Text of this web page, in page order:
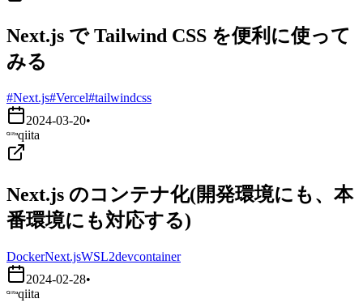
Next.js で Tailwind CSS を便利に使って
みる
#Next.js#Vercel#tailwindcss
2024-03-20•
qiita
Next.js のコンテナ化(開発環境にも、本
番環境にも対応する)
DockerNext.jsWSL2devcontainer
2024-02-28•
qiita